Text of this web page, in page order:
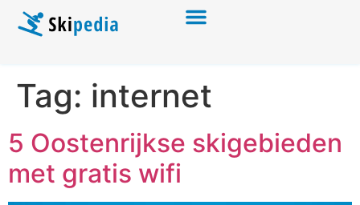
Tag: internet
5 Oostenrijkse skigebieden
met gratis wifi